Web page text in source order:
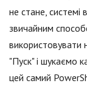
не стане, системі
звичайним
використовувати
"Пуск" і шукаємо
цей самий